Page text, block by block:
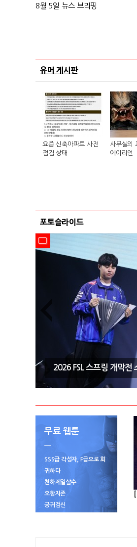
8월 5일 뉴스 브리핑
유머 게시판
요즘 신축아파트 사전
점검 상태
사무실의
에이리언
포토슬라이드
2026 FSL 스프링 개막전
무료 웹툰
SSS급 각성자, F급으로 회
귀하다
천하제일살수
오합지존
궁귀검신